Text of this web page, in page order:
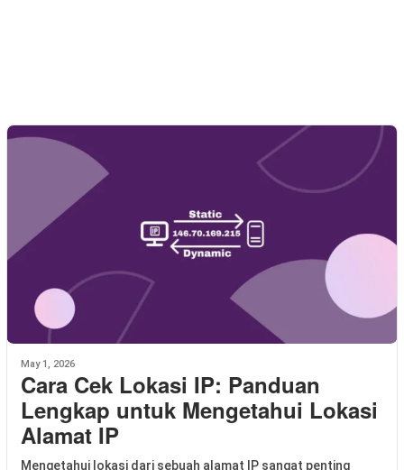
May 1, 2026
Cara Cek Lokasi IP: Panduan
Lengkap untuk Mengetahui Lokasi
Alamat IP
Mengetahui lokasi dari sebuah alamat IP sangat penting